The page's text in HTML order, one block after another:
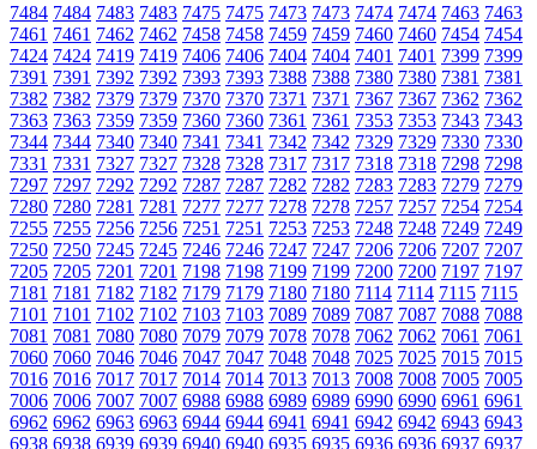
7484 7484 7483 7483 7475 7475 7473 7473 7474 7474 7463 7463
7461 7461 7462 7462 7458 7458 7459 7459 7460 7460 7454 7454
7424 7424 7419 7419 7406 7406 7404 7404 7401 7401 7399 7399
7391 7391 7392 7392 7393 7393 7388 7388 7380 7380 7381 7381
7382 7382 7379 7379 7370 7370 7371 7371 7367 7367 7362 7362
7363 7363 7359 7359 7360 7360 7361 7361 7353 7353 7343 7343
7344 7344 7340 7340 7341 7341 7342 7342 7329 7329 7330 7330
7331 7331 7327 7327 7328 7328 7317 7317 7318 7318 7298 7298
7297 7297 7292 7292 7287 7287 7282 7282 7283 7283 7279 7279
7280 7280 7281 7281 7277 7277 7278 7278 7257 7257 7254 7254
7255 7255 7256 7256 7251 7251 7253 7253 7248 7248 7249 7249
7250 7250 7245 7245 7246 7246 7247 7247 7206 7206 7207 7207
7205 7205 7201 7201 7198 7198 7199 7199 7200 7200 7197 7197
7181 7181 7182 7182 7179 7179 7180 7180 7114 7114 7115 7115
7101 7101 7102 7102 7103 7103 7089 7089 7087 7087 7088 7088
7081 7081 7080 7080 7079 7079 7078 7078 7062 7062 7061 7061
7060 7060 7046 7046 7047 7047 7048 7048 7025 7025 7015 7015
7016 7016 7017 7017 7014 7014 7013 7013 7008 7008 7005 7005
7006 7006 7007 7007 6988 6988 6989 6989 6990 6990 6961 6961
6962 6962 6963 6963 6944 6944 6941 6941 6942 6942 6943 6943
6938 6938 6939 6939 6940 6940 6935 6935 6936 6936 6937 6937